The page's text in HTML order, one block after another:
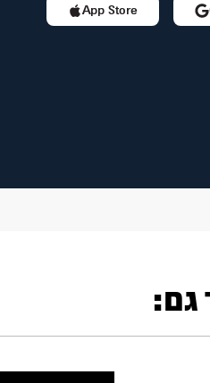
App Store
גם: